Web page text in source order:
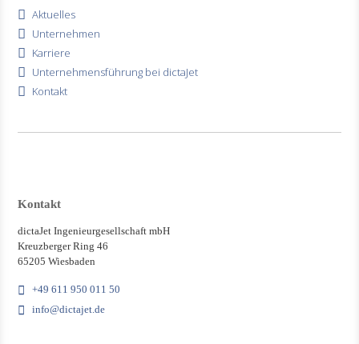
Aktuelles
Unternehmen
Karriere
Unternehmensführung bei dictaJet
Kontakt
Kontakt
dictaJet Ingenieurgesellschaft mbH
Kreuzberger Ring 46
65205 Wiesbaden
+49 611 950 011 50
info@dictajet.de